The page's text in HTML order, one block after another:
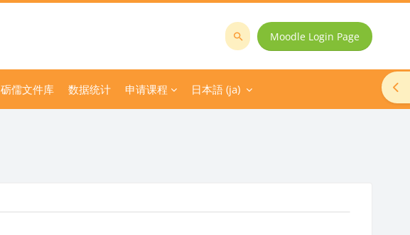
コ
を
Moodle Login Page
砺儒文件库 数据统计 申请课程 日本語 ‎(ja)‎ ブ